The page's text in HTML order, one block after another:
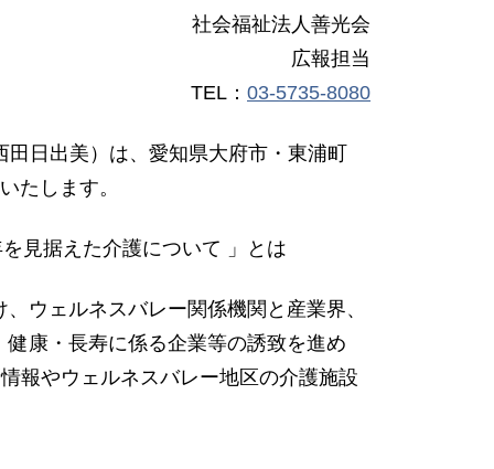
社会福祉法人善光会
広報担当
TEL： 03-5735-8080
日出美）は、愛知県大府市・東浦町
たします。
見据えた介護について 」とは
ウェルネスバレー関係機関と産業界、
康・長寿に係る企業等の誘致を進め
報やウェルネスバレー地区の介護施設